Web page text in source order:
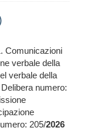
Comunicazioni
verbale della
verbale della
numero:
205/2026